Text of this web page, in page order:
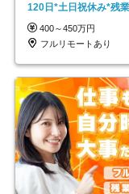
120日*土日祝休み*残
し*育児中社員8割以上
400～450万円
フルリモートあり